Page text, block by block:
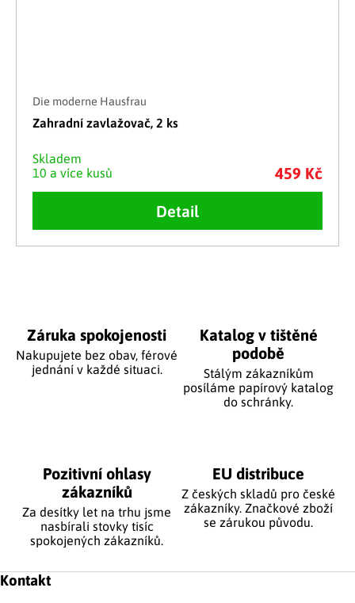
Die moderne Hausfrau
Zahradní zavlažovač, 2 ks
Skladem
10 a více kusů
459 Kč
Detail
Záruka spokojenosti
Nakupujete bez obav, férové
jednání v každé situaci.
Katalog v tištěné
podobě
Stálým zákazníkům
posíláme papírový katalog
do schránky.
Pozitivní ohlasy
zákazníků
Za desítky let na trhu jsme
nasbírali stovky tisíc
spokojených zákazníků.
EU distribuce
Z českých skladů pro české
zákazníky. Značkové zboží
se zárukou původu.
Zápatí
Kontakt